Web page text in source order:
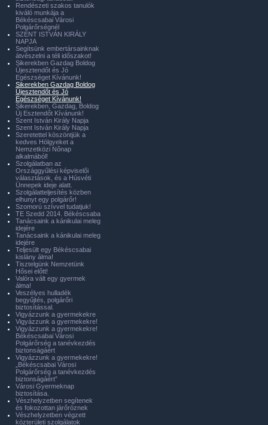
Rendészeti szakos tanulók
kiváló munkája a
Békéscsabai Városi
Polgárőrségnél
SZENT ISTVÁN KIRÁLY
NAPJA
Segítsünk embertársainknak
átvészelni a téli időszakot!
Sikerekben Gazdag Boldog
Újesztendőt és Jó
Egészséget Kívánunk!
Sikerekben Gazdag Boldog
Újesztendőt és Jó
Egészséget Kívánunk!
Sikerekben, Gazdag, Boldog
Új Esztendőt Kívánunk!
Szent István Király Napja
Szent István Király Napja
Szeretettel köszöntjük a
kedves Hölgyeket a
Nemzetközi Nőnap
alkalmából!
Szolgálatban az
Országgyűlési képviselői
választások, és a Húsvéti
Ünnepek ideje alatt.
Szolgálatteljesítés közben
elhunyt egy polgárőr!
Szomorú szívvel tudatjuk!
TE Szedd 2014. Békéscsaba
Tanácsaink a kánikulai meleg
idejére
Tanácsaink a kánikulai meleg
idejére
Teljesült egy Békéscsabai
kislány álma!
Tisztelgünk Nemzetünk
Hősei előtt!
Valóra vált egy gyermek
álma!
Veszélyes hulladék
begyűjtés, polgárőri
biztosítással.
Vigyázzunk a gyermekekre
Vigyázzunk a gyermekekre!
Vigyázzunk a gyermekekre!
Békéscsabai Városi
Polgárőrség a tanévkezdés
biztonságáért
Vigyázzunk a gyermekekre!
„Békéscsabai Városi
Polgárőrség a tanévkezdés
biztonságáért”
Városi Gyermeknap
biztosítása.
Vészhelyzetben segítenek
és fokozottan járőröznek
Vészhelyzetben végzett
közterületi szolgálatok